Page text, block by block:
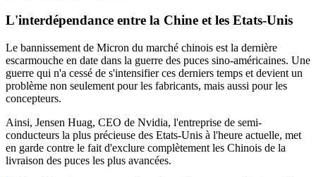
L'interdépendance entre la Chine et les Etats-Unis
Le bannissement de Micron du marché chinois est la dernière
escarmouche en date dans la guerre des puces sino-américaines. Une
guerre qui n'a cessé de s'intensifier ces derniers temps et devient un
problème non seulement pour les fabricants, mais aussi pour les
concepteurs.
Ainsi, Jensen Huag, CEO de Nvidia, l'entreprise de semi-
conducteurs la plus précieuse des Etats-Unis à l'heure actuelle, met
en garde contre le fait d'exclure complètement les Chinois de la
livraison des puces les plus avancées.